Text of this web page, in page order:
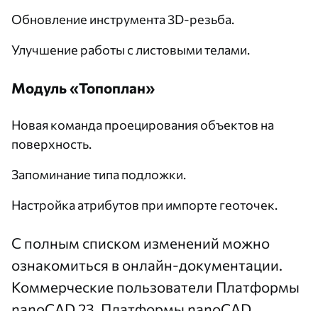
Обновление инструмента 3D-резьба.
Улучшение работы с листовыми телами.
Модуль «Топоплан»
Новая команда проецирования объектов на
поверхность.
Запоминание типа подложки.
Настройка атрибутов при импорте геоточек.
С полным списком изменений можно
ознакомиться в онлайн-документации.
Коммерческие пользователи Платформы